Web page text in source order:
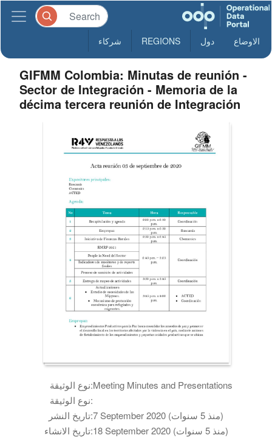
الاوضاع دول REGIONS شركاء
GIFMM Colombia: Minutas de reunión -
Sector de Integración - Memoria de la
décima tercera reunión de Integración
نوع الوثيقة:Meeting Minutes and Presentations
نوع الوثيقة:
تاريخ النشر:
7 September 2020 (منذ 5 سنوات)
تاريخ الانشاء:
18 September 2020 (منذ 5 سنوات)